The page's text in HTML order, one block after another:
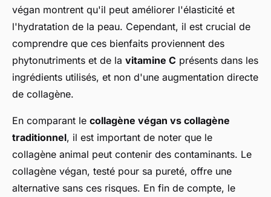
végan montrent qu'il peut améliorer l'élasticité et
l'hydratation de la peau. Cependant, il est crucial de
comprendre que ces bienfaits proviennent des
phytonutriments et de la vitamine C présents dans les
ingrédients utilisés, et non d'une augmentation directe
de collagène.
En comparant le collagène végan vs collagène
traditionnel, il est important de noter que le
collagène animal peut contenir des contaminants. Le
collagène végan, testé pour sa pureté, offre une
alternative sans ces risques. En fin de compte, le